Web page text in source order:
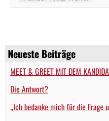
Neueste Beiträge
MEET & GREET MIT DEM
Die Antwort?
„Ich bedanke mich für die Frage